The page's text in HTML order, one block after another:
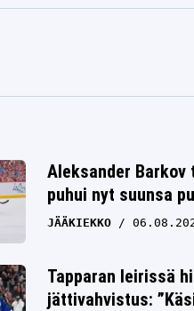
Aleksander
puhui nyt suunsa
JÄÄKIEKKO
Tapparan leirissä
jättivahvistus: